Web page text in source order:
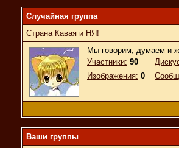
Случайная группа
Страна Кавая и НЯ!
Мы говорим, думаем и
Участники: 90
Изображения: 0
Ваши группы